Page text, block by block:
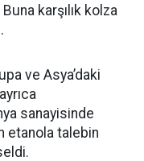
karşılık kolza
ve Asya’daki
sanayisinde
etanola talebin